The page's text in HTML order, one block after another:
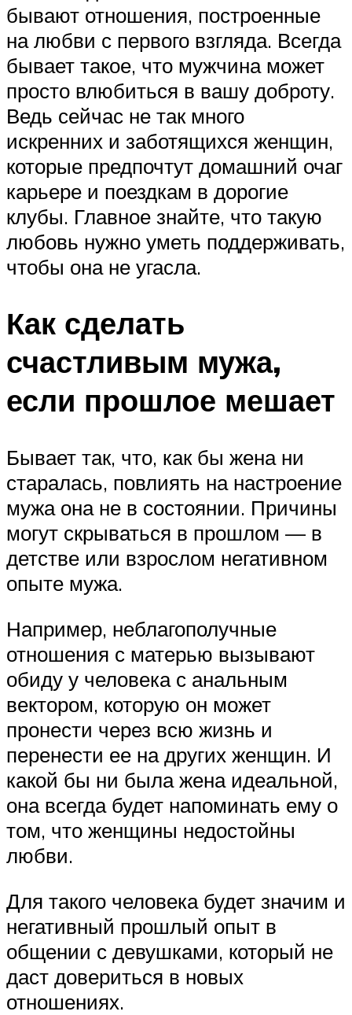
бывают отношения, построенные
на любви с первого взгляда. Всегда
бывает такое, что мужчина может
просто влюбиться в вашу доброту.
Ведь сейчас не так много
искренних и заботящихся женщин,
которые предпочтут домашний очаг
карьере и поездкам в дорогие
клубы. Главное знайте, что такую
любовь нужно уметь поддерживать,
чтобы она не угасла.
Как сделать
счастливым мужа,
если прошлое мешает
Бывает так, что, как бы жена ни
старалась, повлиять на настроение
мужа она не в состоянии. Причины
могут скрываться в прошлом — в
детстве или взрослом негативном
опыте мужа.
Например, неблагополучные
отношения с матерью вызывают
обиду у человека с анальным
вектором, которую он может
пронести через всю жизнь и
перенести ее на других женщин. И
какой бы ни была жена идеальной,
она всегда будет напоминать ему о
том, что женщины недостойны
любви.
Для такого человека будет значим и
негативный прошлый опыт в
общении с девушками, который не
даст довериться в новых
отношениях.